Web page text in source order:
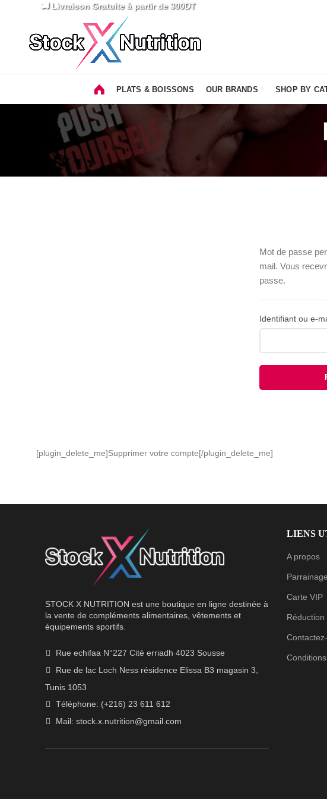
🚚 Livraison Gratuite à partir de 300DT
PLATS & BOISSONS OUR BRANDS SHOP BY
Mot de passe
mail. Vous
passe.
Identifiant ou e-
[plugin_delete_me]Supprimer votre compte[/plugin_delete_me]
STOCK X NUTRITION est une boutique en ligne destinée à
la vente de compléments alimentaires, vêtements et
équipements sportifs.
Rue echifaa N°227 Cité erriadh 4023 Sousse
Rue de lac Loch Ness résidence Elissa B3 magasin 3,
Tunis 1053
Téléphone: (+216) 23 611 612
Mail: stock.x.nutrition@gmail.com
LIENS
A propos
Parrainage
Carte VIP
Réduction